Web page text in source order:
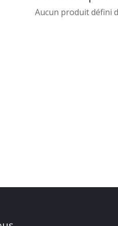
Aucun produit défini